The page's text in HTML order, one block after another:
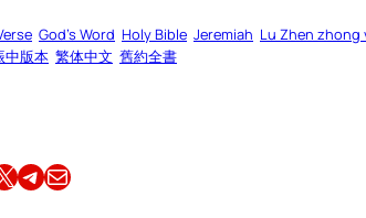
God’s Word Holy Bible Jeremiah Lu Zhen zhong
中版本 繁体中文 舊約全書
on X Share this article on TelegramEmail this Article